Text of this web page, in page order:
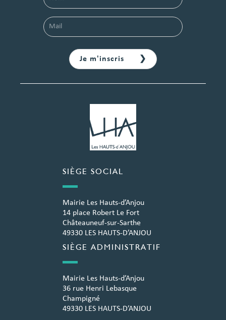
SIÈGE SOCIAL
Mairie Les Hauts-d’Anjou
14 place Robert Le Fort
Châteauneuf-sur-Sarthe
49330 LES HAUTS-D’ANJOU
SIÈGE ADMINISTRATIF
Mairie Les Hauts-d’Anjou
36 rue Henri Lebasque
Champigné
49330 LES HAUTS-D’ANJOU